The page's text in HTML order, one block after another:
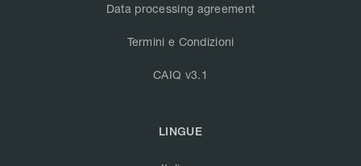
Data processing agreement
Termini e Condizioni
CAIQ v3.1
LINGUE